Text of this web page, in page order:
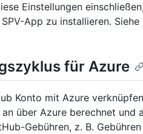
Einstellungen
App zu installieren. Siehe
für Azure
Konto mit Azure
über Azure berechnet und
Gebühren, z. B.